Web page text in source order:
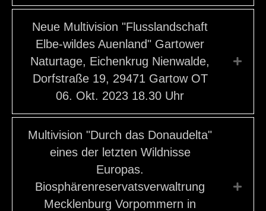
Neue Multivision "Flusslandschaft
Elbe-wildes Auenland" Gartower
Naturtage, Eichenkrug Nienwalde,
Dorfstraße 19, 29471 Gartow OT
06. Okt. 2023 18.30 Uhr
Multivision "Durch das Donaudelta"
eines der letzten Wildnisse
Europas.
Biosphärenreservatsverwaltrung
Mecklenburg Vorpommern in